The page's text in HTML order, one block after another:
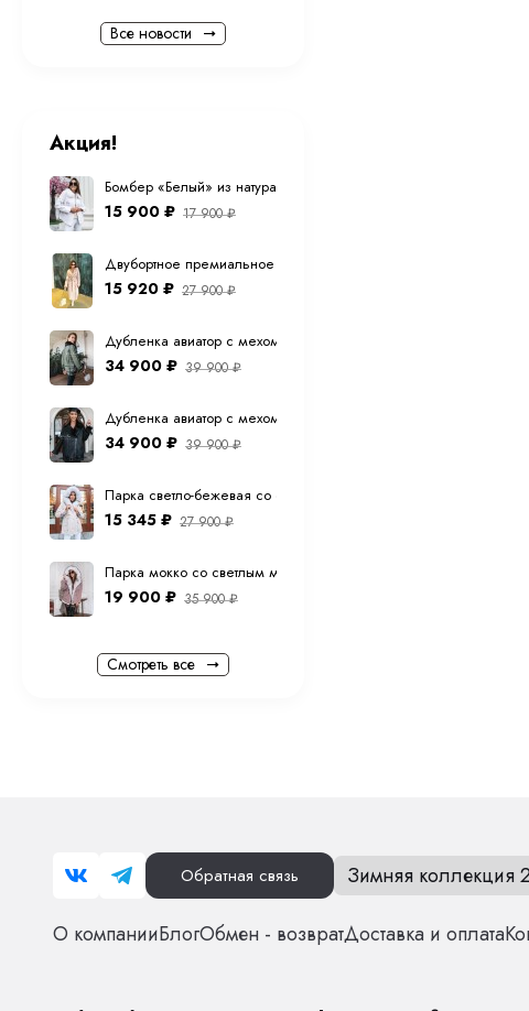
Все новости
Акция!
Бомбер «Белый» из натуральной овечьей шерсти
15 900 ₽ 17 900₽
Двубортное премиальное (шерсть ламы) пальто "экрю" 120 см.
15 920 ₽ 27 900₽
Дубленка авиатор с мехом тоскана из натуральной овчины в
34 900 ₽ 39 900₽
Дубленка авиатор с мехом тоскана из натуральной овчины в
34 900 ₽ 39 900₽
Парка светло-бежевая со светлым мехом песца с капюшоном
15 345 ₽ 27 900₽
Парка мокко со светлым мехом песца с капюшоном 70 см.
19 900 ₽ 35 900₽
Смотреть все
Обратная связь Зимняя коллекция
О компанииБлогОбмен - возвратДоставка и оплата